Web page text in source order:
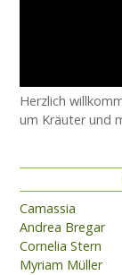
Herzlich
um Kräuter und
Camassia
Andrea Bregar
Cornelia Stern
Myriam Müller